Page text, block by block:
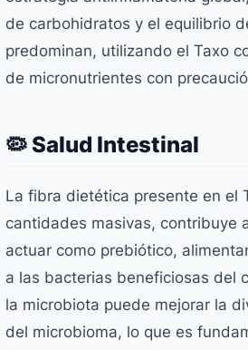
de carbohidratos y el equilibrio
predominan, utilizando el Taxo
de micronutrientes con
🦠 Salud Intestinal
La fibra dietética presente en el
cantidades masivas, contribuye
actuar como prebiótico,
a las bacterias beneficiosas del
la microbiota puede mejorar la
del microbioma, lo que es